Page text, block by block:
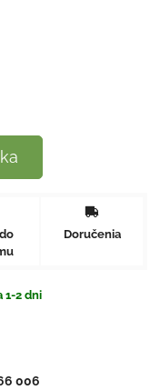
Doručenia
1-2 dni
006